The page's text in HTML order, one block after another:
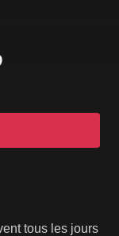
tous les jours